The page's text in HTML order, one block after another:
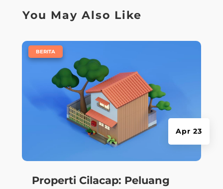
You May Also Like
Properti Cilacap: Peluang
Apr 23
BERITA